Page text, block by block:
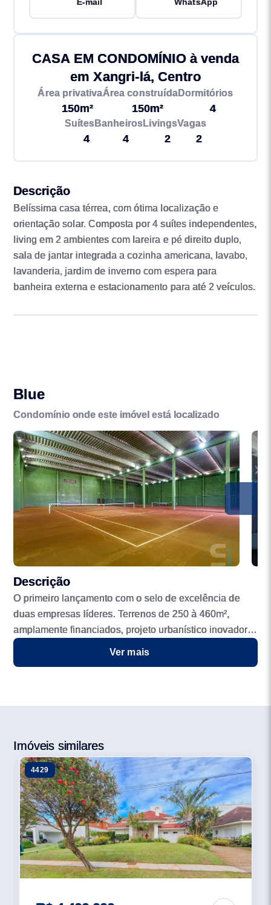
CASA EM CONDOMÍNIO à venda
em Xangri-lá, Centro
Área privativa
150m²
Área construída
150m²
Dormitórios
4
Suítes
4
Banheiros
4
Livings
2
Vagas
2
Descrição
Belíssima casa térrea, com ótima localização e
orientação solar. Composta por 4 suítes independentes,
living em 2 ambientes com lareira e pé direito duplo,
sala de jantar integrada a cozinha americana, lavabo,
lavanderia, jardim de inverno com espera para
banheira externa e estacionamento para até 2 veículos.
Blue
Condomínio onde este imóvel está localizado
Descrição
O primeiro lançamento com o selo de excelência de
duas empresas líderes. Terrenos de 250 à 460m²,
amplamente financiados, projeto urbanístico inovador,
estrutura de lazer inédita, com piscina aquecida
coberta e quadras de tênis de saibro fechadas,
m²; Clube de lazer ocupando uma área de 2.749,73 m²;
de caminhada; 76 vagas internas de estacionamento
para visitantes; Área de preservação ambiental
integrada às áreas verdes; Pórtico de acesso com
cancelas e portões automáticos; Muro de concreto e
cerca energizada em todo o perímetro; Sistema de
segurança com monitoramento por câmeras de
vigilância; Localização privilegiada no ponto mais
nobre de Xangri-La, com aproximadamente 900 metros
de distância do mar, junto aos Condomínio Las Dunas,
Sea Coast e Ventura Club. O Condomínio vem com um
Ver mais
Imóveis similares
4429